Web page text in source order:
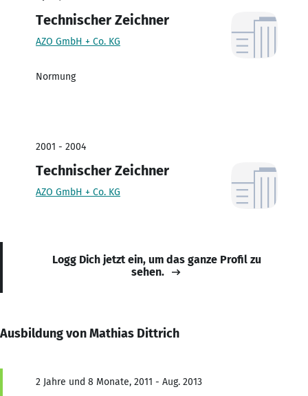
Technischer Zeichner
AZO GmbH + Co. KG
Normung
2001 - 2004
Technischer Zeichner
AZO GmbH + Co. KG
Logg Dich jetzt ein, um das ganze Profil zu
sehen.
Ausbildung von Mathias Dittrich
2 Jahre und 8 Monate, 2011 - Aug. 2013